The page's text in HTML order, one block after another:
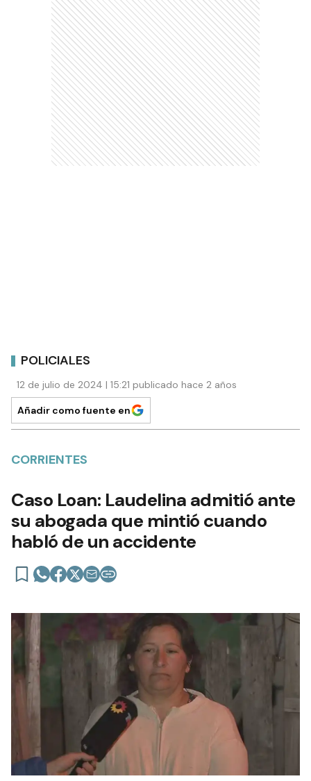
POLICIALES
12 de julio de 2024 | 15:21 publicado hace 2 años
Añadir como fuente en
CORRIENTES
Caso Loan: Laudelina admitió ante
su abogada que mintió cuando
habló de un accidente